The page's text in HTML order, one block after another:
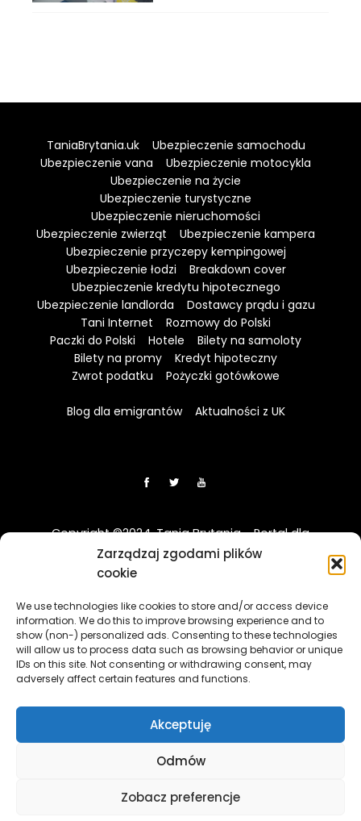
Zarządzaj zgodami plików
cookie
We use technologies like cookies to store and/or access device
information. We do this to improve browsing experience and to
show (non-) personalized ads. Consenting to these technologies
will allow us to process data such as browsing behavior or unique
IDs on this site. Not consenting or withdrawing consent, may
adversely affect certain features and functions.
Akceptuję
Odmów
Zobacz preferencje
TaniaBrytania.uk
Ubezpieczenie samochodu
Ubezpieczenie vana
Ubezpieczenie motocykla
Ubezpieczenie na życie
Ubezpieczenie turystyczne
Ubezpieczenie nieruchomości
Ubezpieczenie zwierząt
Ubezpieczenie kampera
Ubezpieczenie przyczepy kempingowej
Ubezpieczenie łodzi
Breakdown cover
Ubezpieczenie kredytu hipotecznego
Ubezpieczenie landlorda
Dostawcy prądu i gazu
Tani Internet
Rozmowy do Polski
Paczki do Polski
Hotele
Bilety na samoloty
Bilety na promy
Kredyt hipoteczny
Zwrot podatku
Pożyczki gotówkowe
Blog dla emigrantów Aktualności z UK
Copyright ©2024. Tania Brytania - Portal dla
Polaków w UK
przez Financial Conduct Authority (FCA) i jest prowadzona
wyłącznie w celach informacyjno-edukacyjnych. Treści
zawierająca linki sponsorowane i afiliacyjne, a klikając w nie
i korzystając z usług reklamodawców lub firm
współpracujących, nasz serwis może otrzymać
Financial Conduct Authority (FCA) and is operated solely for
contains sponsored and affiliate links, and by clicking on